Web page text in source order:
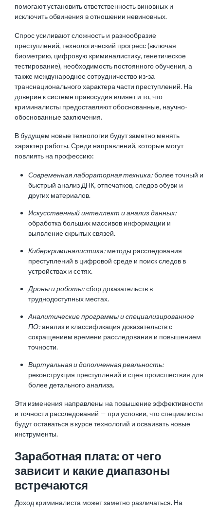
помогают установить ответственность виновных и
исключить обвинения в отношении невиновных.
Спрос усиливают сложность и разнообразие
преступлений, технологический прогресс (включая
биометрию, цифровую криминалистику, генетическое
тестирование), необходимость постоянного обучения, а
также международное сотрудничество из-за
транснационального характера части преступлений. На
доверие к системе правосудия влияет и то, что
криминалисты предоставляют обоснованные, научно-
обоснованные заключения.
В будущем новые технологии будут заметно менять
характер работы. Среди направлений, которые могут
повлиять на профессию:
Современная лабораторная техника:более точный и
быстрый анализ ДНК, отпечатков, следов обуви и
других материалов.
Искусственный интеллект и анализ данных:
обработка больших массивов информации и
выявление скрытых связей.
Киберкриминалистика: методы расследования
преступлений в цифровой среде и поиск следов в
устройствах и сетях.
Дроны и роботы:сбор доказательств в
труднодоступных местах.
Аналитические программы и специализированное
ПО:анализ и классификация доказательств с
сокращением времени расследования и повышением
точности.
Виртуальная и дополненная реальность:
реконструкция преступлений и сцен происшествия для
более детального анализа.
Эти изменения направлены на повышение эффективности
и точности расследований — при условии, что специалисты
будут оставаться в курсе технологий и осваивать новые
инструменты.
Заработная плата: от чего
зависит и какие диапазоны
встречаются
Доход криминалиста может заметно различаться. На